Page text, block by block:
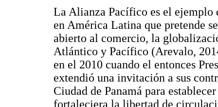
La Alianza Pacífico es el ejemplo
en América Latina que pretende
abierto al comercio, la
Atlántico y Pacífico (Arevalo,
en el 2010 cuando el entonces
extendió una invitación a sus
Ciudad de Panamá para
fortaleciera la libertad de